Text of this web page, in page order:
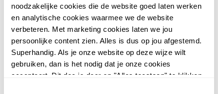
noodzakelijke cookies die de website goed laten werken
en analytische cookies waarmee we de website
verbeteren. Met marketing cookies laten we jou
persoonlijke content zien. Alles is dus op jou afgestemd.
Superhandig. Als je onze website op deze wijze wilt
gebruiken, dan is het nodig dat je onze cookies
accepteert. Dit doe je door op "Alles toestaan" te klikken.